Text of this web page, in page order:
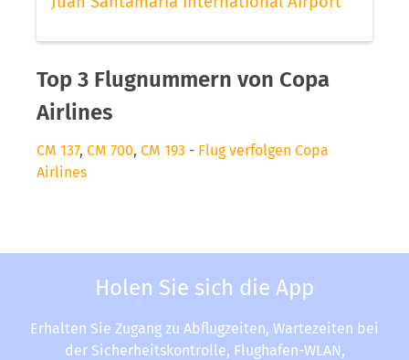
Top 3 Flugnummern von Copa
Airlines
CM 137, CM 700, CM 193 - Flug verfolgen Copa
Airlines
Holen Sie sich die App
Erhalten Sie Zugang zu Abflugzeiten, Wartezeiten bei
der Sicherheitskontrolle, Flughafen-WLAN,